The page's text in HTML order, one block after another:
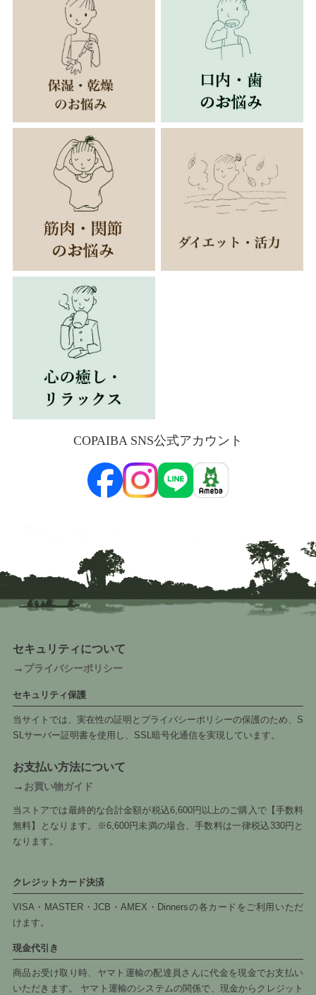
COPAIBA SNS公式アカウント
セキュリティについて
→ プライバシーポリシー
セキュリティ保護
当サイトでは、実在性の証明とプライバシーポリシーの保護のため、S
SLサーバー証明書を使用し、SSL暗号化通信を実現しています。
お支払い方法について
→ お買い物ガイド
当ストアでは最終的な合計金額が税込6,600円以上のご購入で【手数料
無料】となります。※6,600円未満の場合、手数料は一律税込330円と
なります。
クレジットカード決済
VISA・MASTER・JCB・AMEX・Dinnersの各カードをご利用いただ
けます。
現金代引き
商品お受け取り時、ヤマト運輸の配達員さんに代金を現金でお支払い
いただきます。 ヤマト運輸のシステムの関係で、現金からクレジット